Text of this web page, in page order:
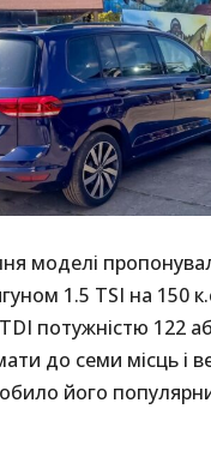
моделі
1.5 TSI на 150
потужністю 122
до семи місць і
його